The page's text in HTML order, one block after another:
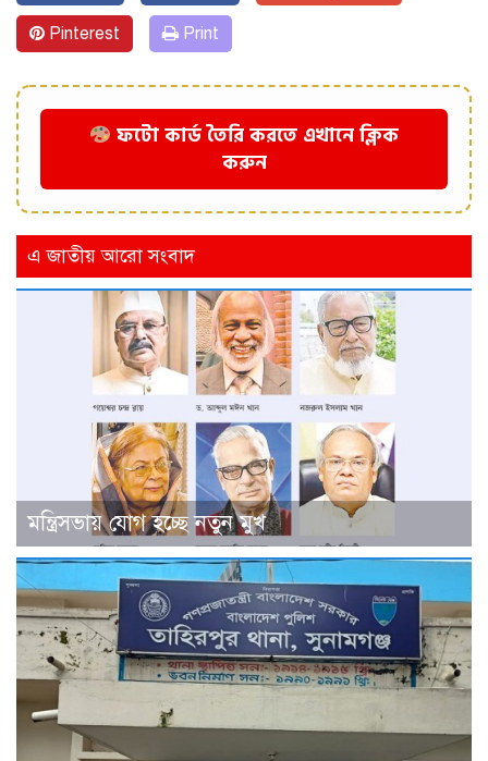
Pinterest Print
ফটো কার্ড তৈরি করতে এখানে ক্লিক
করুন
এ জাতীয় আরো সংবাদ
মন্ত্রিসভায় যোগ হচ্ছে নতুন মুখ